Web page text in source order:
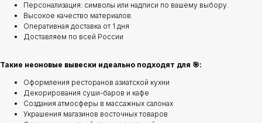
Персонализация: символы или надписи по вашему выбору.
Высокое качество материалов.
Оперативная доставка от 1 дня
Доставляем по всей России
Такие неоновые вывески идеально подходят для 🎯:
Оформления ресторанов азиатской кухни
Декорирования суши-баров и кафе
Создания атмосферы в массажных салонах
Украшения магазинов восточных товаров